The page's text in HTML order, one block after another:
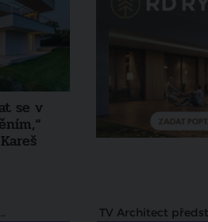
se v
TV Architect